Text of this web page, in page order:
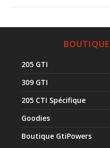
205 GTI
309 GTI
205 CTI Spécifique
Goodies
Boutique GtiPowers